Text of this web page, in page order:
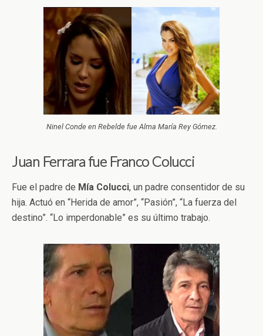
Ninel Conde en Rebelde fue Alma María Rey Gómez.
Juan Ferrara fue Franco Colucci
Fue el padre de Mía Colucci, un padre consentidor de su
hija. Actuó en “Herida de amor”, “Pasión”, “La fuerza del
destino”. “Lo imperdonable” es su último trabajo.